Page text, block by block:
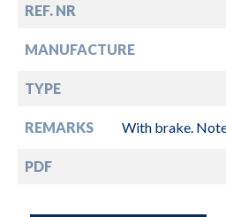
REF. NR
MANUFACTURE
TYPE
REMARKS With brake.
PDF